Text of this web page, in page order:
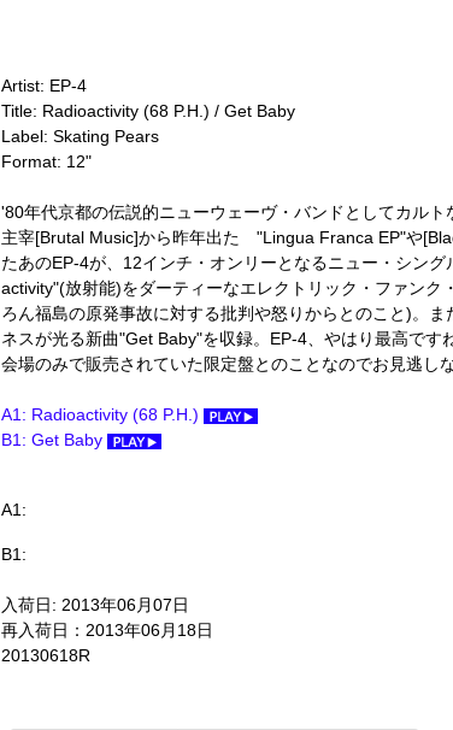
Artist: EP-4
Title: Radioactivity (68 P.H.) / Get Baby
Label: Skating Pears
Format: 12"
'80年代京都の伝説的ニューウェーヴ・バンドとしてカル
主宰[Brutal Music]から昨年出た "Lingua Franca EP"や
たあのEP-4が、12インチ・オンリーとなるニュー・シン
activity"(放射能)をダーティーなエレクトリック・ファン
ろん福島の原発事故に対する批判や怒りからとのこと)。
ネスが光る新曲"Get Baby"を収録。EP-4、やはり最高で
会場のみで販売されていた限定盤とのことなのでお見逃し
A1: Radioactivity (68 P.H.)
B1: Get Baby
A1:
B1:
入荷日: 2013年06月07日
再入荷日：2013年06月18日
20130618R